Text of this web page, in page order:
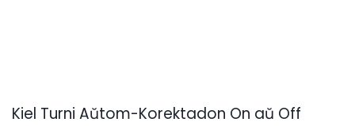
Kiel Turni Aŭtom-Korektadon On aŭ Off